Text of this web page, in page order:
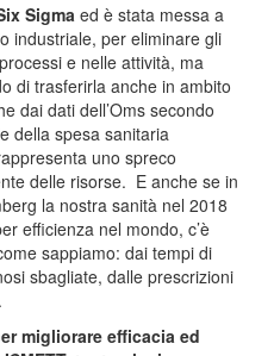
Sigma ed è stata messa a
industriale, per eliminare gli
e nelle attività, ma
di trasferirla anche in ambito
dai dati dell’Oms secondo
della spesa sanitaria
uno spreco
delle risorse. E anche se in
la nostra sanità nel 2018
efficienza nel mondo, c’è
sappiamo: dai tempi di
sbagliate, dalle prescrizioni
migliorare efficacia ed